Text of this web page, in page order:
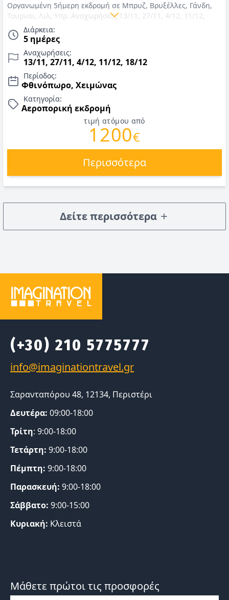
Οργανωμένη 5ήμερη εκδρομή σε Μπρυζ, Βρυξέλλες, Γάνδη,
Τουρναι, Λιλ, Υπρ. Αναχωρήσεις 13/11, 27/11, 4/12, 11/12,
18/12. Αεροπορικά εισιτήρια με Aegean, ΦΟΡΟΙ, μια
αποσκευή έως 23 κιλά και μια χειραποσκευή έως 8 κιλά,
διαμονή σε ξενοδοχείο 4*, πρωινό, μεταφορές, περιηγήσεις
και αρχηγός/συνοδός. Τιμές για Νοέμβριο & Δεκέμβριο 2026.
Διάρκεια:
5 ημέρες
Αναχωρήσεις:
13/11, 27/11, 4/12, 11/12, 18/12
Περίοδος:
Φθινόπωρο, Χειμώνας
Κατηγορία:
Αεροπορική εκδρομή
τιμή ατόμου από
1200€
Περισσότερα
Δείτε περισσότερα
(+30) 210 5775777
Σαρανταπόρου 48, 12134, Περιστέρι
Δευτέρα: 09:00-18:00
Τρίτη: 9:00-18:00
Τετάρτη: 9:00-18:00
Πέμπτη: 9:00-18:00
Παρασκευή: 9:00-18:00
Σάββατο: 9:00-15:00
Κυριακή: Κλειστά
Μάθετε πρώτοι τις προσφορές